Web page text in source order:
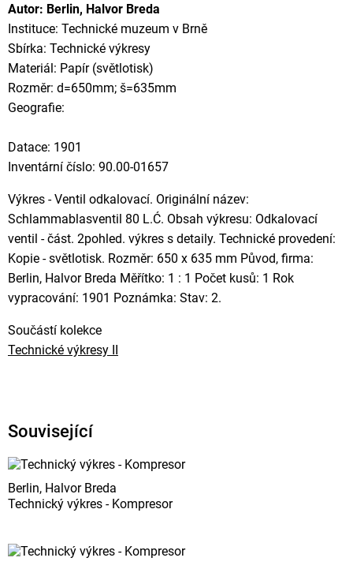
Autor: Berlin, Halvor Breda
Instituce: Technické muzeum v Brně
Sbírka: Technické výkresy
Materiál: Papír (světlotisk)
Rozměr: d=650mm; š=635mm
Geografie:
Datace: 1901
Inventární číslo: 90.00-01657
Výkres - Ventil odkalovací. Originální název:
Schlammablasventil 80 L.Ć. Obsah výkresu: Odkalovací
ventil - část. 2pohled. výkres s detaily. Technické provedení:
Kopie - světlotisk. Rozměr: 650 x 635 mm Původ, firma:
Berlin, Halvor Breda Měřítko: 1 : 1 Počet kusů: 1 Rok
vypracování: 1901 Poznámka: Stav: 2.
Součástí kolekce
Technické výkresy II
Související
Berlin, Halvor Breda
Technický výkres - Kompresor